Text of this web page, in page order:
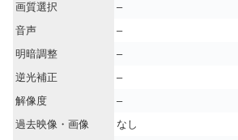
画質選択
–
音声
–
明暗調整
–
逆光補正
–
解像度
–
過去映像・画像
なし